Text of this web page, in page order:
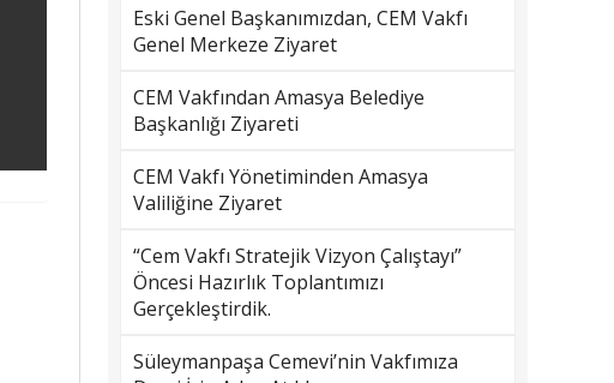
Eski Genel Başkanımızdan, CEM Vakfı
Genel Merkeze Ziyaret
CEM Vakfından Amasya Belediye
Başkanlığı Ziyareti
CEM Vakfı Yönetiminden Amasya
Valiliğine Ziyaret
“Cem Vakfı Stratejik Vizyon Çalıştayı”
Öncesi Hazırlık Toplantımızı
Gerçekleştirdik.
Süleymanpaşa Cemevi’nin Vakfımıza